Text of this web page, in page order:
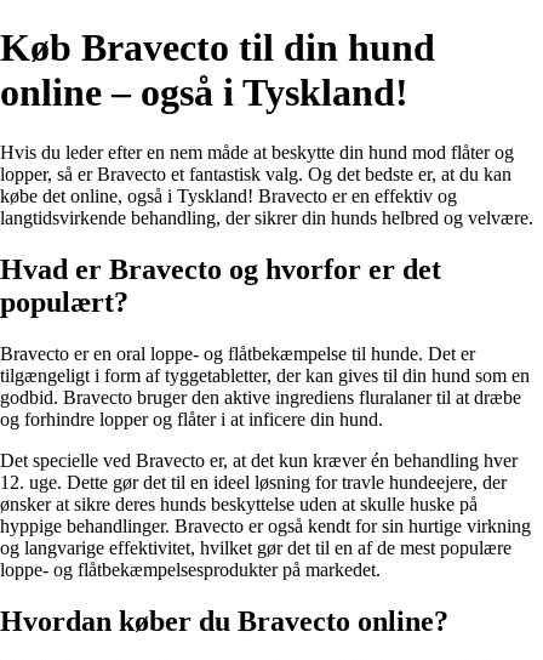
Køb Bravecto til din hund
online – også i Tyskland!
Hvis du leder efter en nem måde at beskytte din hund mod flåter og
lopper, så er Bravecto et fantastisk valg. Og det bedste er, at du kan
købe det online, også i Tyskland! Bravecto er en effektiv og
langtidsvirkende behandling, der sikrer din hunds helbred og velvære.
Hvad er Bravecto og hvorfor er det
populært?
Bravecto er en oral loppe- og flåtbekæmpelse til hunde. Det er
tilgængeligt i form af tyggetabletter, der kan gives til din hund som en
godbid. Bravecto bruger den aktive ingrediens fluralaner til at dræbe
og forhindre lopper og flåter i at inficere din hund.
Det specielle ved Bravecto er, at det kun kræver én behandling hver
12. uge. Dette gør det til en ideel løsning for travle hundeejere, der
ønsker at sikre deres hunds beskyttelse uden at skulle huske på
hyppige behandlinger. Bravecto er også kendt for sin hurtige virkning
og langvarige effektivitet, hvilket gør det til en af de mest populære
loppe- og flåtbekæmpelsesprodukter på markedet.
Hvordan køber du Bravecto online?